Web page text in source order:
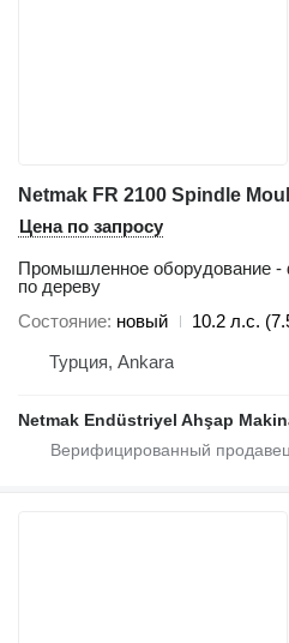
Netmak FR 2100 Spindle
Цена по запросу
Промышленное оборудование -
по дереву
Состояние новый
10.2 л.с.
Турция, Ankara